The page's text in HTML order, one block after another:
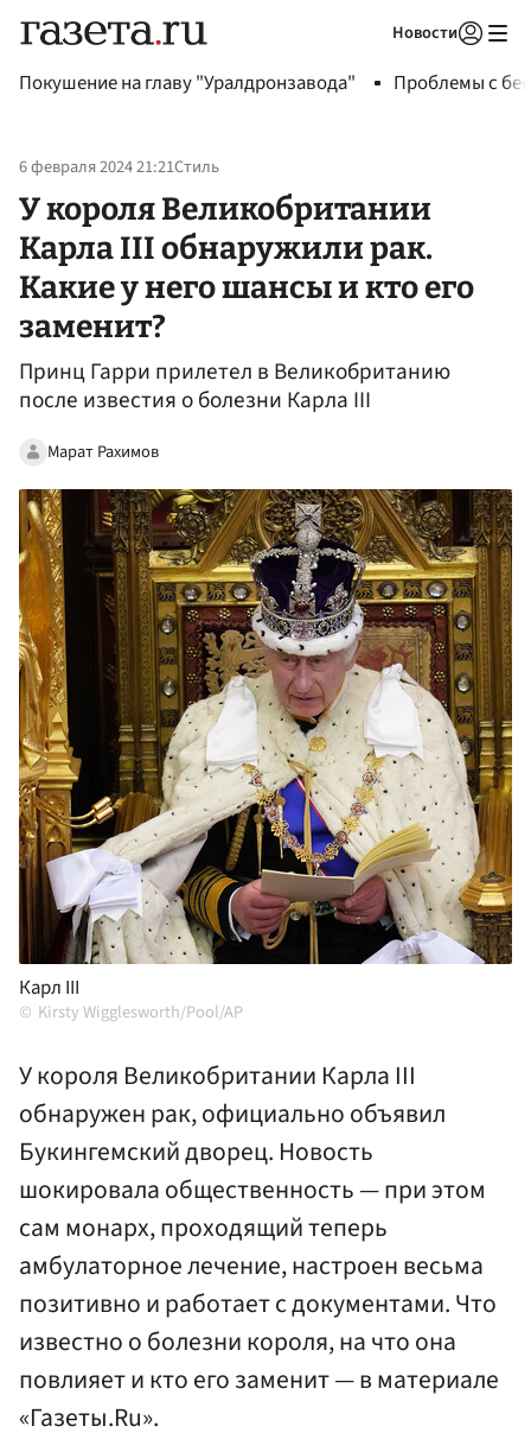
Новости
Покушение на главу "Уралдронзавода" Проблемы с
6 февраля 2024 21:21Стиль
У короля Великобритании
Карла III обнаружили рак.
Какие у него шансы и кто его
заменит?
Принц Гарри прилетел в Великобританию
после известия о болезни Карла III
Марат Рахимов
Карл III
Kirsty Wigglesworth/Pool/AP
У короля Великобритании Карла III
обнаружен рак, официально объявил
Букингемский дворец. Новость
шокировала общественность — при этом
сам монарх, проходящий теперь
амбулаторное лечение, настроен весьма
позитивно и работает с документами. Что
известно о болезни короля, на что она
повлияет и кто его заменит — в материале
«Газеты.Ru».